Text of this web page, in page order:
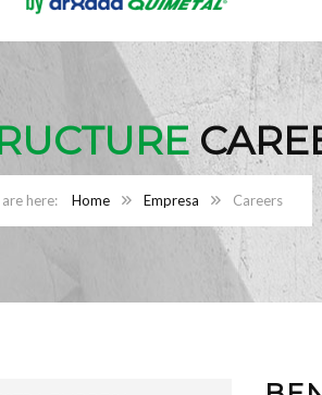
Home Empresa Careers